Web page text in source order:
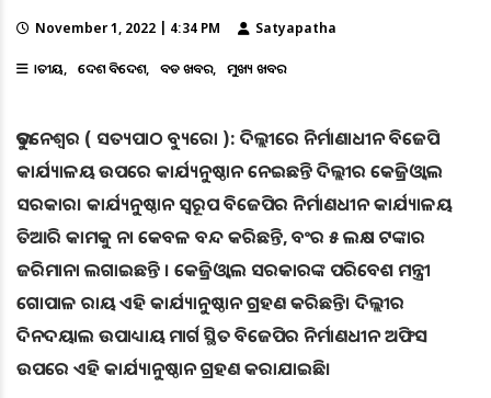
November 1, 2022 | 4:34 PM Satyapatha
ଜାତୀୟ ଦେଶ ବିଦେଶ ବଡ ଖବର ମୁଖ୍ୟ ଖବର
ଭୁବନେଶ୍ୱର ( ସତ୍ୟପାଠ ବ୍ୟୁରୋ ): ଦିଲ୍ଲୀରେ ନିର୍ମାଣାଧୀନ ବିଜେପି
କାର୍ଯ୍ୟାଳୟ ଉପରେ କାର୍ଯ୍ୟନୁଷ୍ଠାନ ନେଇଛନ୍ତି ଦିଲ୍ଲୀର କେଜ୍ରିଓ୍ବାଲ
ସରକାର। କାର୍ଯ୍ୟନୁଷ୍ଠାନ ସ୍ବରୂପ ବିଜେପିର ନିର୍ମାଣଧୀନ କାର୍ଯ୍ୟାଳୟ
ତିଆରି କାମକୁ ନା କେବଳ ବନ୍ଦ କରିଛନ୍ତି, ବଂର ୫ ଲକ୍ଷ ଟଙ୍କାର
ଜରିମାନା ଲଗାଇଛନ୍ତି । କେଜ୍ରିଓ୍ବାଲ ସରକାରଙ୍କ ପରିବେଶ ମନ୍ତ୍ରୀ
ଗୋପାଳ ରାୟ ଏହି କାର୍ଯ୍ୟାନୁଷ୍ଠାନ ଗ୍ରହଣ କରିଛନ୍ତି। ଦିଲ୍ଲୀର
ଦିନଦୟାଲ ଉପାଧ୍ୟାୟ ମାର୍ଗ ସ୍ଥିତ ବିଜେପିର ନିର୍ମାଣଧୀନ ଅଫିସ
ଉପରେ ଏହି କାର୍ଯ୍ୟାନୁଷ୍ଠାନ ଗ୍ରହଣ କରାଯାଇଛି।